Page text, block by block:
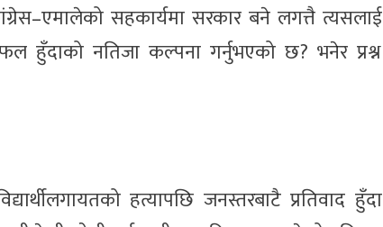
सहकार्यमा सरकार बने लगत्तै त्यसलाई
हुँदाको नतिजा कल्पना गर्नुभएको छ? भनेर प्रश्न
हत्यापछि जनस्तरबाटै प्रतिवाद हुँदा